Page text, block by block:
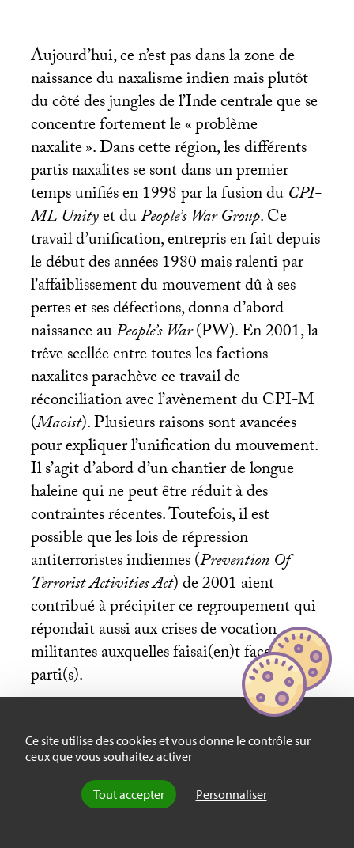
Ce site utilise des cookies et vous donne le contrôle sur
ceux que vous souhaitez activer
Tout accepter Personnaliser
Aujourd’hui, ce n’est pas dans la zone de
naissance du naxalisme indien mais plutôt
du côté des jungles de l’Inde centrale que se
concentre fortement le «problème
naxalite». Dans cette région, les différents
partis naxalites se sont dans un premier
temps unifiés en 1998 par la fusion duCPI-
MLUnityet duPeople’s War Group. Ce
travail d’unification, entrepris en fait depuis
le début des années 1980 mais ralenti par
l’affaiblissement du mouvement dû à ses
pertes et ses défections, donna d’abord
naissance auPeople’s War(PW). En 2001, la
trêve scellée entre toutes les factions
naxalites parachève ce travail de
réconciliation avec l’avènement duCPI-M
(Maoist). Plusieurs raisons sont avancées
pour expliquer l’unification du mouvement.
Il s’agit d’abord d’un chantier de longue
haleine qui ne peut être réduit à des
contraintes récentes. Toutefois, il est
possible que les lois de répression
antiterroristes indiennes (Prevention Of
Terrorist Activities Act) de 2001 aient
contribué à précipiter ce regroupement qui
répondait aussi aux crises de vocation
militantes auxquelles faisai(en)t face le(s)
parti(s).
Les enjeux forestiers du
naxalisme